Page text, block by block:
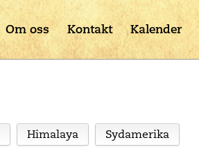
Om oss Kontakt Kalender
Himalaya Sydamerika